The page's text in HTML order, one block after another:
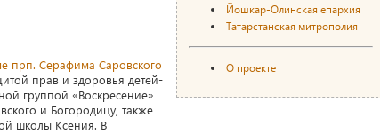
прп. Серафима Саровского
прав и здоровья детей-
группой «Воскресение»
и Богородицу, также
школы Ксения. В
Йошкар-Олинская епархия
Татарстанская митрополия
О проекте